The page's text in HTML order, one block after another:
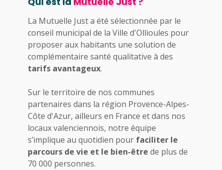
La Mutuelle Just a été sélectionnée par le
conseil municipal de la Ville d'Ollioules pour
proposer aux habitants une solution de
complémentaire santé qualitative à des
tarifs avantageux.
Sur le territoire de nos communes
partenaires dans la région Provence-Alpes-
Côte d'Azur, ailleurs en France et dans nos
locaux valenciennois, notre équipe
s’implique au quotidien pour faciliter le
parcours de vie et le bien-être de plus de
70 000 personnes.